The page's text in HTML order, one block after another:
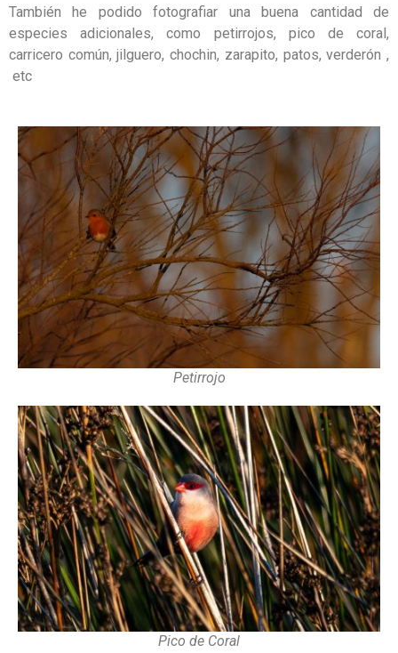
También he podido fotografiar una buena cantidad de
especies adicionales, como petirrojos, pico de coral,
carricero común, jilguero, chochin, zarapito, patos, verderón ,
etc
Petirrojo
Pico de Coral